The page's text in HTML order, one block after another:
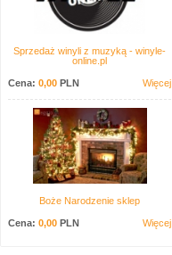
Sprzedaż winyli z muzyką - winyle-
online.pl
Cena: 0,00 PLN Więcej
Boże Narodzenie sklep
Cena: 0,00 PLN Więcej